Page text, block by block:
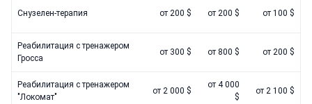
Снузелен-терапия от 200 $ от 200 $ от 100 $
Реабилитация с тренажером
Гросса
от 300 $ от 800 $ от 200 $
Реабилитация с тренажером
"Локомат"
от 2 000 $
от 4 000
$
от 2 100 $